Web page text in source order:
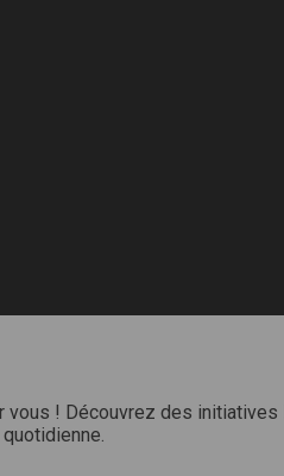
vous ! Découvrez des